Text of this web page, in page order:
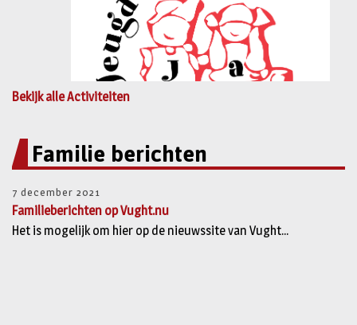
Bekijk alle Activiteiten
Familie berichten
7 december 2021
Familieberichten op Vught.nu
Het is mogelijk om hier op de nieuwssite van Vught...